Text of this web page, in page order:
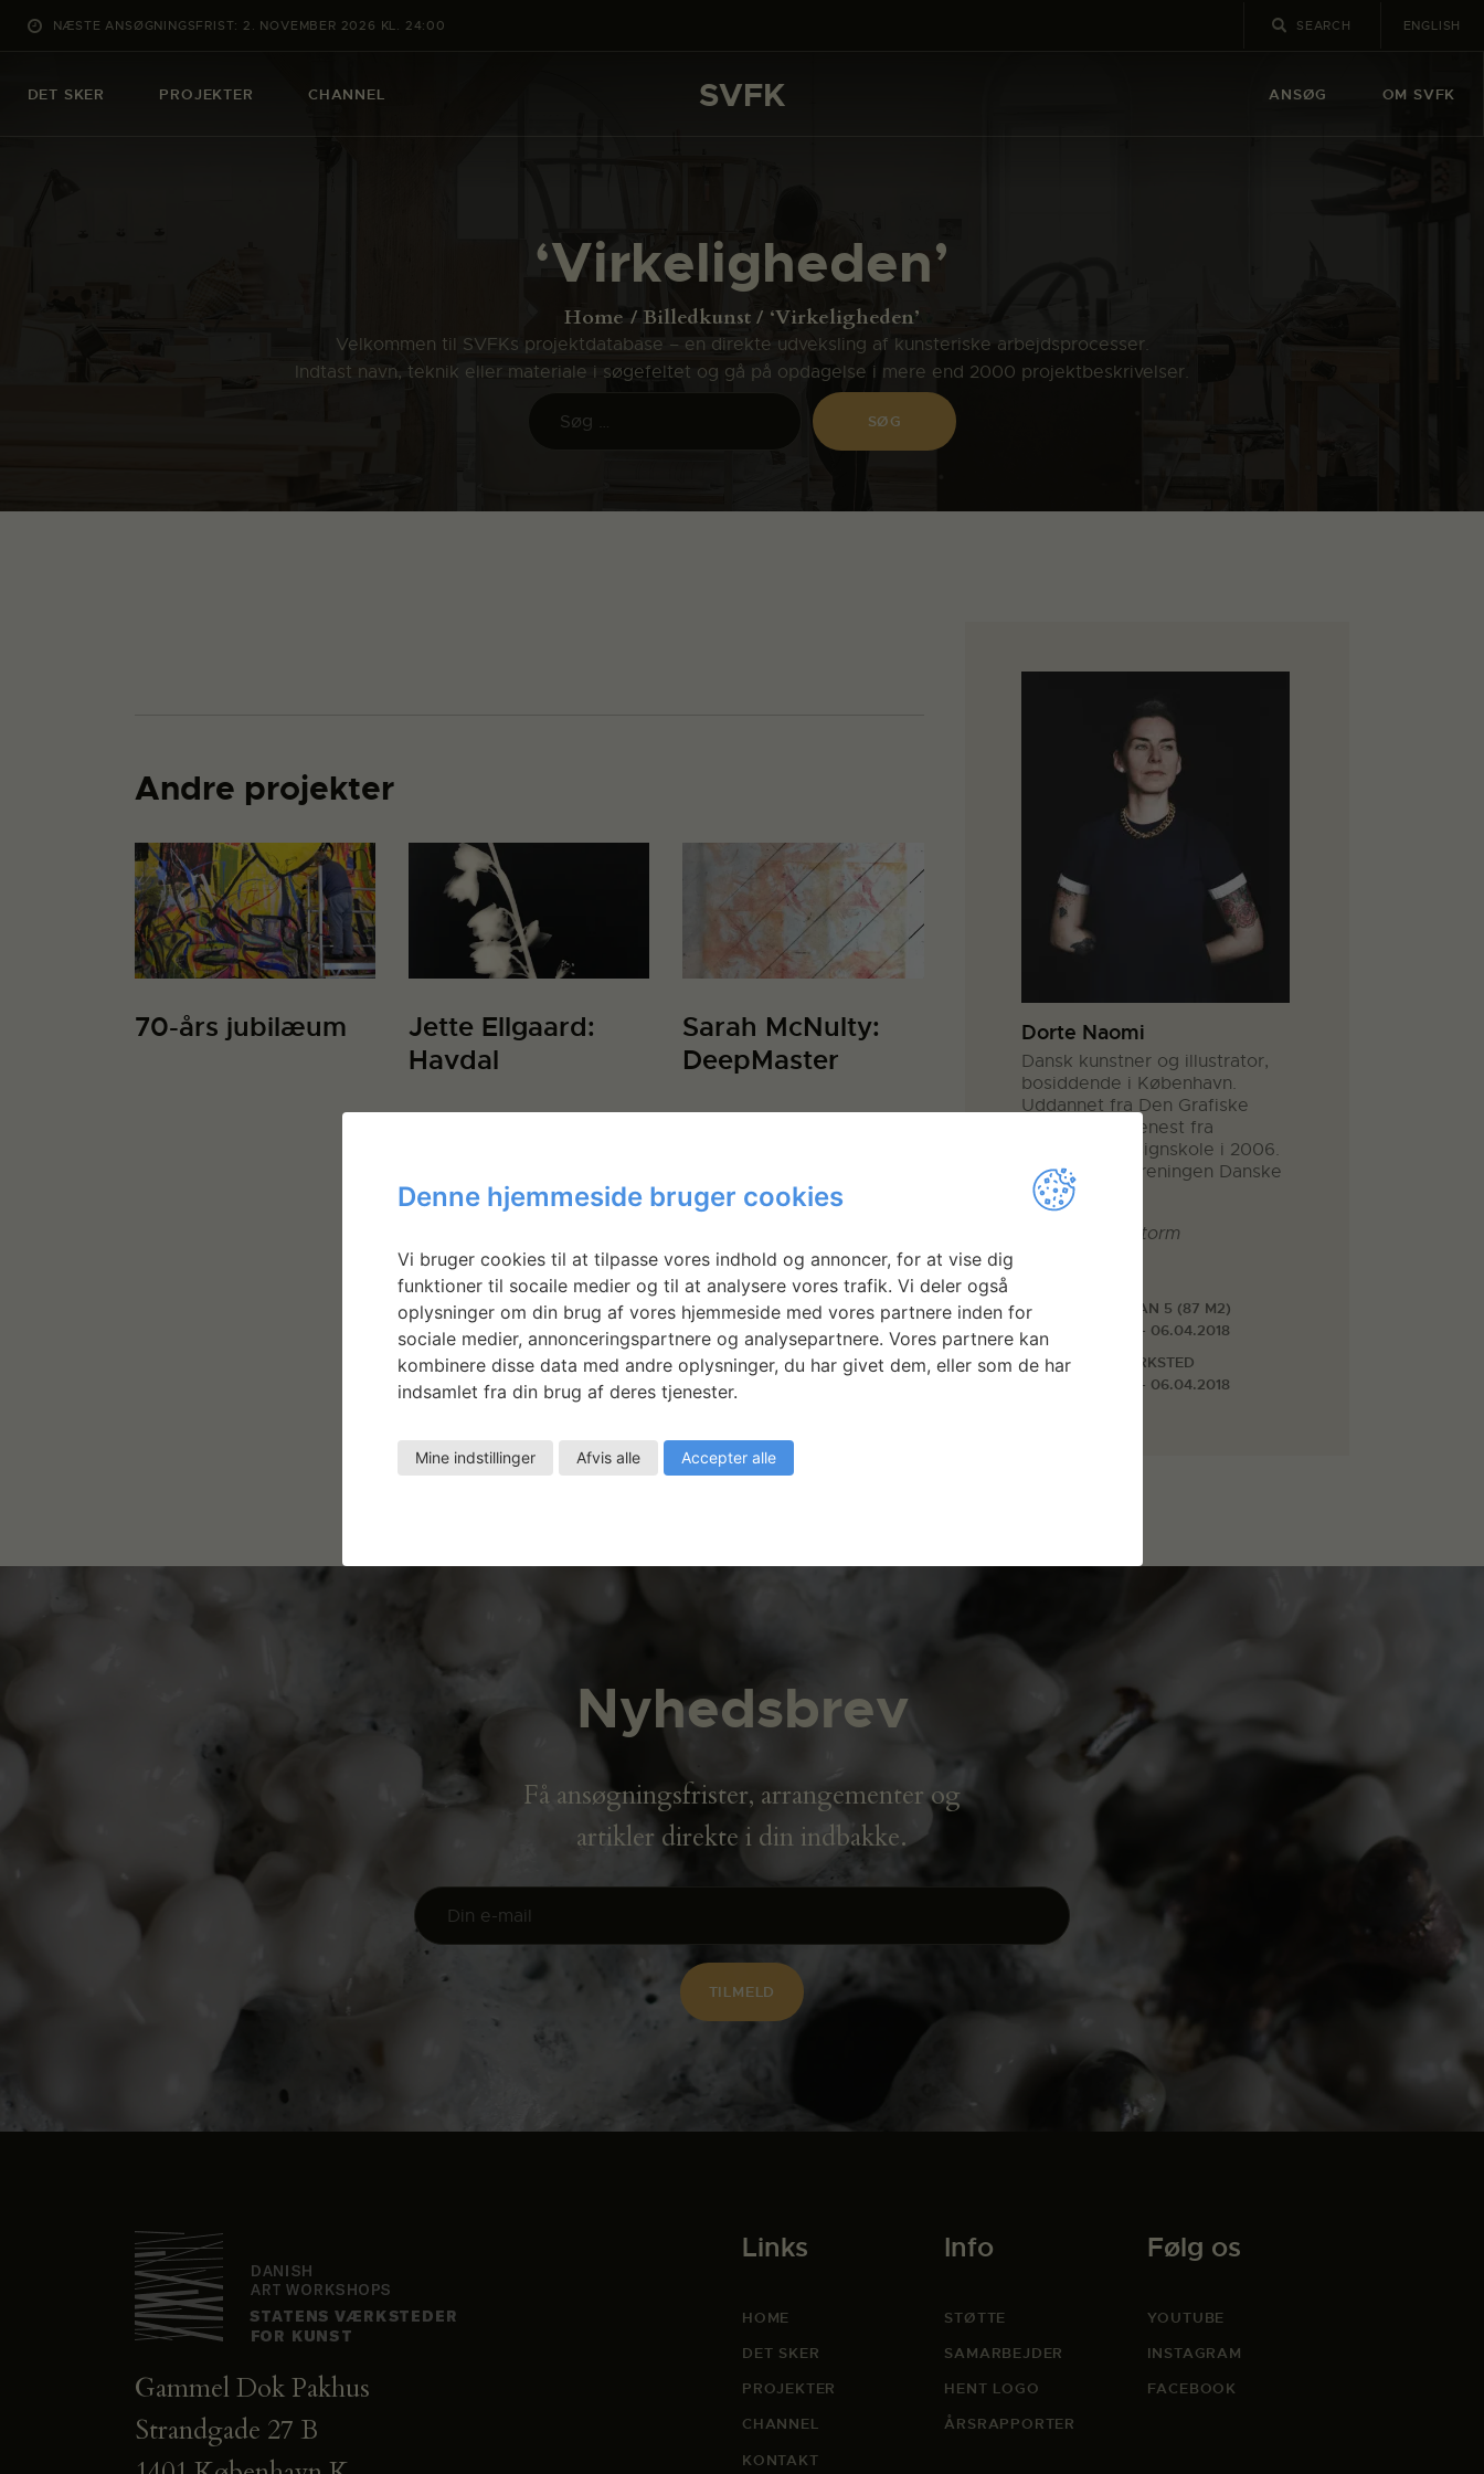
NÆSTE ANSØGNINGSFRIST: 2. NOVEMBER 2026 KL. 24:00 ENGLISH
DET SKER PROJEKTER CHANNEL SVFK ANSØG OM SVFK
‘Virkeligheden’
Home Billedkunst ‘Virkeligheden’
Velkommen til SVFKs projektdatabase – en direkte udveksling af kunsteriske arbejdsprocesser.
Indtast navn, teknik eller materiale i søgefeltet og gå på opdagelse i mere end 2000 projektbeskrivelser.
SVFK
PROJEKTER
CHANNEL
OM SVFK
ENGLISH
Andre projekter
70-års jubilæum
Jette Ellgaard:
Havdal
Sarah McNulty:
DeepMaster
Dorte Naomi
Dansk kunstner og illustrator,
bosiddende i København.
Uddannet fra Den Grafiske
Højskole og senest fra
Danmarks Designskole i 2006.
Medlem af Foreningen Danske
Grafikere.
Foto: Jakob Storm
ATELIER PLAN 5 (87 M2)
30.03.2018 - 06.04.2018
GRAFIKVÆRKSTED
05.03.2018 - 06.04.2018
Nyhedsbrev
Få ansøgningsfrister, arrangementer og
artikler direkte i din indbakke.
Gammel Dok Pakhus
Strandgade 27 B
Links
HOME
DET SKER
PROJEKTER
CHANNEL
KONTAKT
Info
STØTTE
SAMARBEJDER
HENT LOGO
ÅRSRAPPORTER
Følg os
YOUTUBE
INSTAGRAM
FACEBOOK
Denne hjemmeside bruger cookies
Vi bruger cookies til at tilpasse vores indhold og annoncer, for at vise dig
funktioner til socaile medier og til at analysere vores trafik. Vi deler også
oplysninger om din brug af vores hjemmeside med vores partnere inden for
sociale medier, annonceringspartnere og analysepartnere. Vores partnere kan
kombinere disse data med andre oplysninger, du har givet dem, eller som de har
indsamlet fra din brug af deres tjenester.
Mine indstillinger Afvis alle Accepter alle